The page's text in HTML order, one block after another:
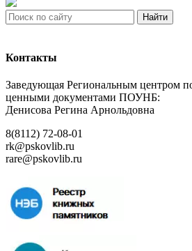
Найти
Контакты
Заведующая Региональным центром
ценными документами ПОУНБ:
Денисова Регина Арнольдовна
8(8112) 72-08-01
rk@pskovlib.ru
rare@pskovlib.ru